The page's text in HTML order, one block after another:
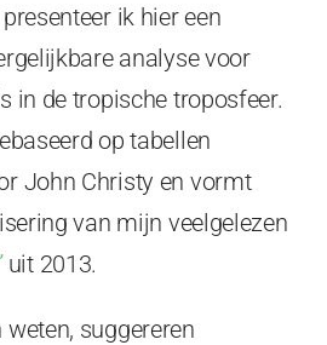
ik hier een
analyse voor
in de tropische troposfeer.
op tabellen
John Christy en vormt
van mijn veelgelezen
uit 2013.
suggereren